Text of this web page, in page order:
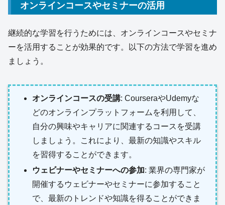
オンラインコースやセミナーの活用
継続的な学習を行うためには、オンラインコースやセミナ
ーを活用することが効果的です。以下の方法で学習を進め
ましょう。
オンラインコースの受講: CourseraやUdemyな
どのオンラインプラットフォームを利用して、
自分の興味やキャリアに関連するコースを受講
しましょう。これにより、最新の知識やスキル
を習得することができます。
ウェビナーやセミナーへの参加: 業界の専門家が
開催するウェビナーやセミナーに参加すること
で、最新のトレンドや知識を得ることができま